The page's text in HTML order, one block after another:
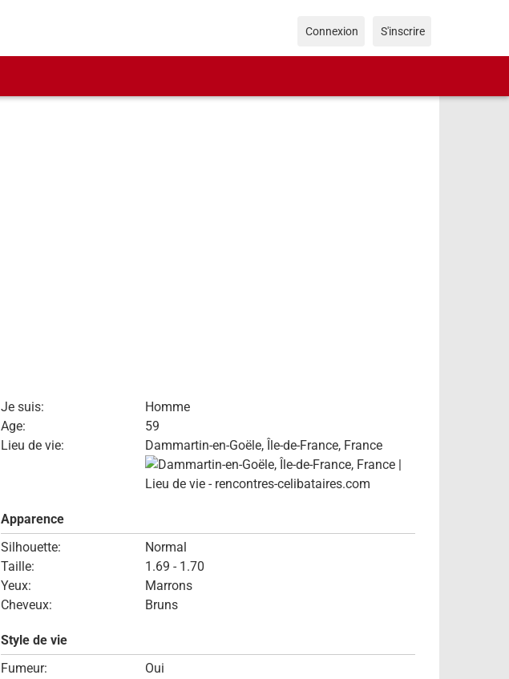
Connexion S'inscrire
Je suis:
Homme
Age:
59
Lieu de vie:
Dammartin-en-Goële, Île-de-France, France
Apparence
Silhouette:
Normal
Taille:
1.69 - 1.70
Yeux:
Marrons
Cheveux:
Bruns
Style de vie
Fumeur:
Oui